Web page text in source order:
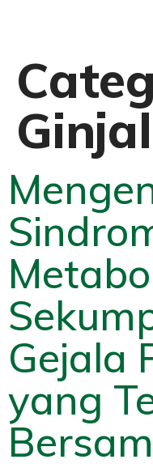
Ginjal
Gejala
yang